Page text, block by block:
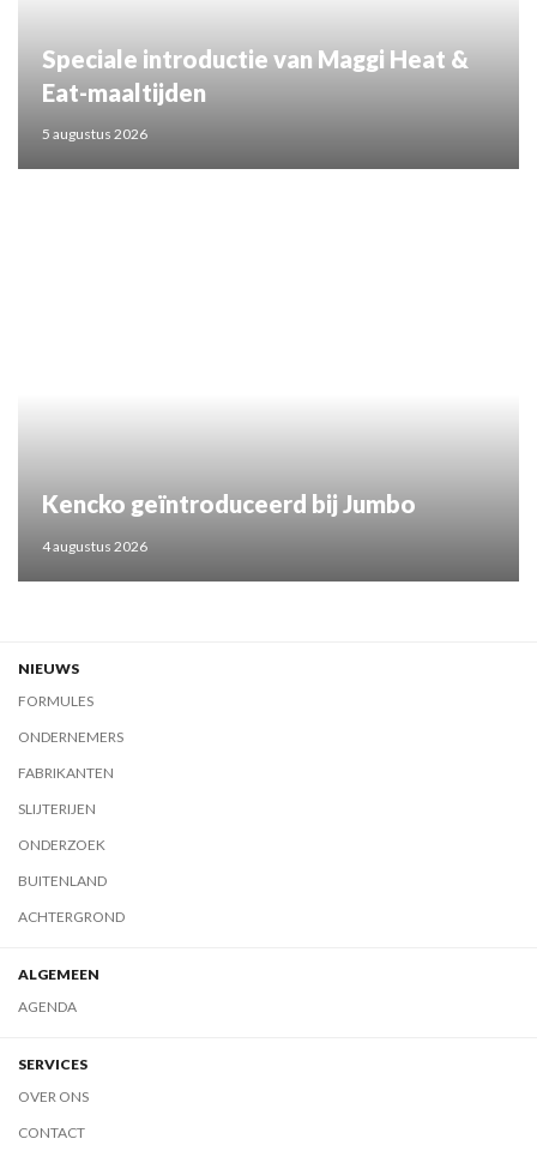
Speciale introductie van Maggi Heat &
Eat-maaltijden
5 augustus 2026
Kencko geïntroduceerd bij Jumbo
4 augustus 2026
NIEUWS
FORMULES
ONDERNEMERS
FABRIKANTEN
SLIJTERIJEN
ONDERZOEK
BUITENLAND
ACHTERGROND
ALGEMEEN
AGENDA
SERVICES
OVER ONS
CONTACT